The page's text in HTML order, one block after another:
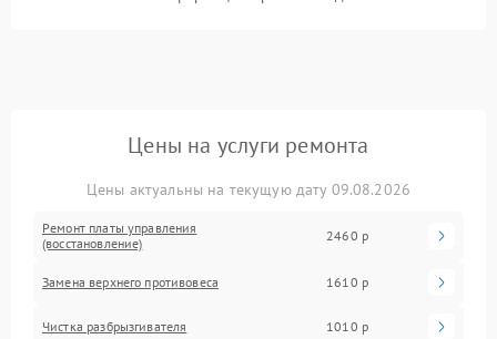
Цены на услуги ремонта
Цены актуальны на текущую дату 09.08.2026
Ремонт платы управления
(восстановление)
2460 р
Замена верхнего противовеса 1610 р
Чистка разбрызгивателя 1010 р